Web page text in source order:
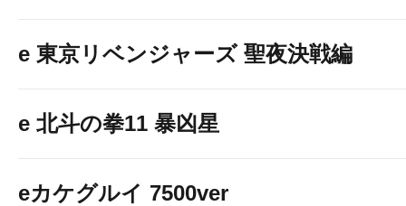
e 東京リベンジャーズ 聖夜決戦編
e 北斗の拳11 暴凶星
eカケグルイ 7500ver